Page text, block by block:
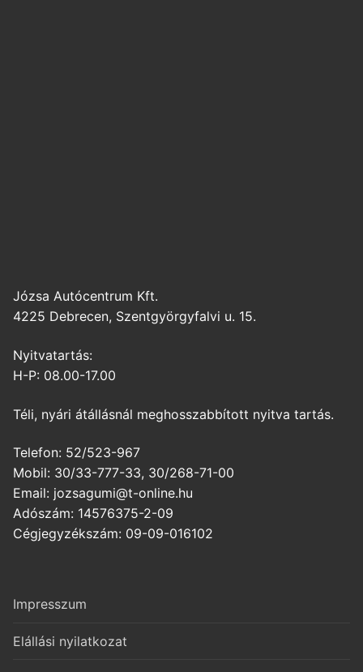
Józsa Autócentrum Kft.
4225 Debrecen, Szentgyörgyfalvi u. 15.
Nyitvatartás:
H-P: 08.00-17.00
Téli, nyári átállásnál meghosszabbított nyitva tartás.
Telefon: 52/523-967
Mobil: 30/33-777-33, 30/268-71-00
Email: jozsagumi@t-online.hu
Adószám: 14576375-2-09
Cégjegyzékszám: 09-09-016102
Impresszum
Elállási nyilatkozat